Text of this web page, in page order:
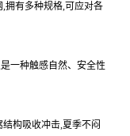
拥有多种规格,可应对各
一种触感自然、安全性
构吸收冲击,夏季不闷